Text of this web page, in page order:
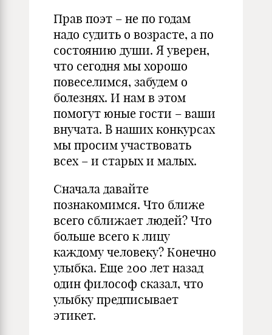
Прав поэт – не по годам
надо судить о возрасте, а по
состоянию души. Я уверен,
что сегодня мы хорошо
повеселимся, забудем о
болезнях. И нам в этом
помогут юные гости – ваши
внучата. В наших конкурсах
мы просим участвовать
всех – и старых и малых.
Сначала давайте
познакомимся. Что ближе
всего сближает людей? Что
больше всего к лицу
каждому человеку? Конечно
улыбка. Еще 200 лет назад
один философ сказал, что
улыбку предписывает
этикет.